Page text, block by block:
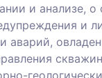
и анализе,
и
аварий,